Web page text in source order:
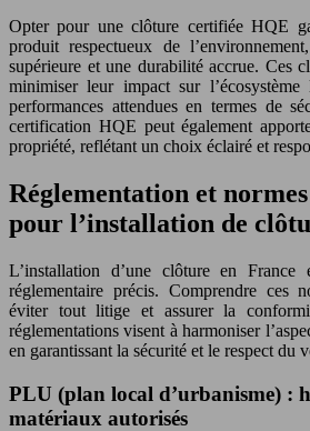
Opter pour une clôture certifiée HQE
produit respectueux de
supérieure et une durabilité accrue. Ces
minimiser leur impact sur
performances attendues en termes de
certification HQE peut également
propriété, reflétant un choix éclairé et
Réglementation et
pour l’installation de
L’installation d’une clôture en
réglementaire précis. Comprendre ces
éviter tout litige et assurer la
réglementations visent à harmoniser
en garantissant la sécurité et le respect du
PLU (plan local d’urbanisme) :
matériaux autorisés